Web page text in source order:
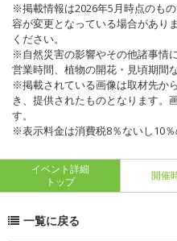
※掲載情報は2026年5月時点のも
容が変更となっている場合があり
ください。
※自然災害の影響やその他諸事情
営業時間、植物の開花・見頃期間
※掲載されている画像は取材先か
き、提供されたものとなります。
す。
※表示料金は消費税8％ないし10％
イベント詳細
トップ
開催
一覧に戻る